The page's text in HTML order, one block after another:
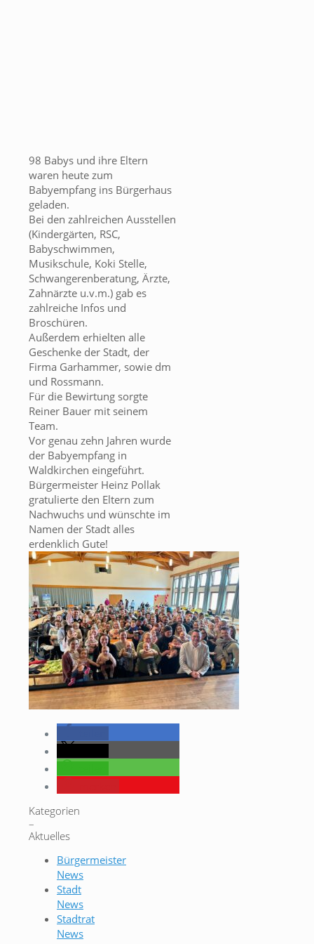
98 Babys und ihre Eltern
waren heute zum
Babyempfang ins Bürgerhaus
geladen.
Bei den zahlreichen Ausstellen
(Kindergärten, RSC,
Babyschwimmen,
Musikschule, Koki Stelle,
Schwangerenberatung, Ärzte,
Zahnärzte u.v.m.) gab es
zahlreiche Infos und
Broschüren.
Außerdem erhielten alle
Geschenke der Stadt, der
Firma Garhammer, sowie dm
und Rossmann.
Für die Bewirtung sorgte
Reiner Bauer mit seinem
Team.
Vor genau zehn Jahren wurde
der Babyempfang in
Waldkirchen eingeführt.
Bürgermeister Heinz Pollak
gratulierte den Eltern zum
Nachwuchs und wünschte im
Namen der Stadt alles
erdenklich Gute!
Kategorien
–
Aktuelles
Bürgermeister
News
Stadt
News
Stadtrat
News